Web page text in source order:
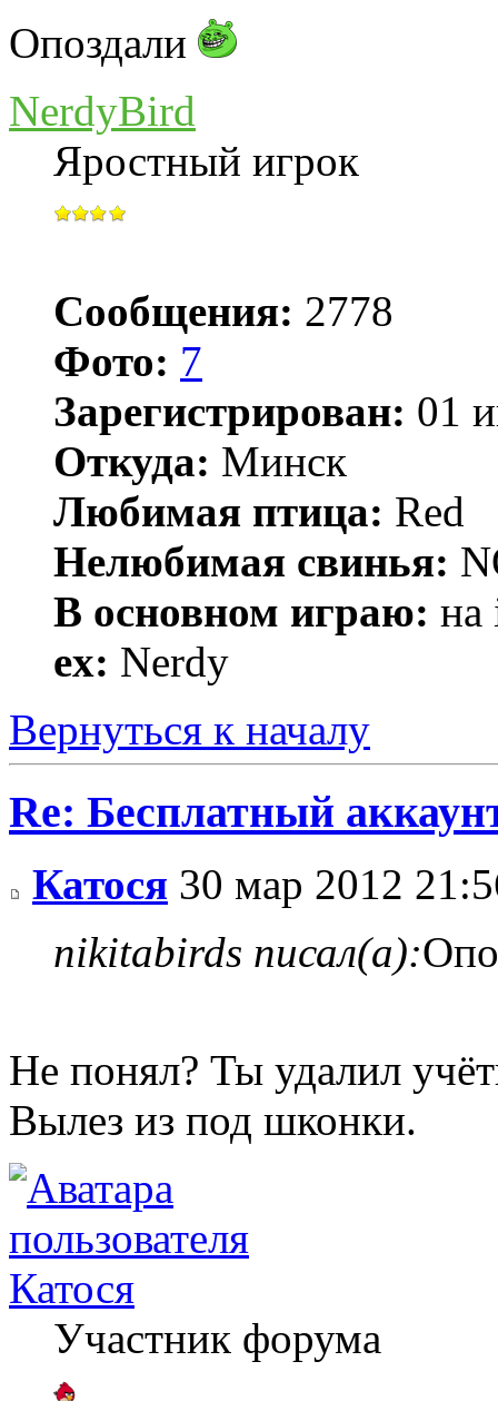
Опоздали
NerdyBird
Яростный игрок
Сообщения: 2778
Фото: 7
Зарегистрирован: 01
Откуда: Минск
Любимая птица: Red
Нелюбимая свинья:
В основном играю: на
ex: Nerdy
Вернуться к началу
Re: Бесплатный
Катося 30 мар 2012
nikitabirds писал(а):
Не понял? Ты удалил
Вылез из под шконки.
Катося
Участник форума